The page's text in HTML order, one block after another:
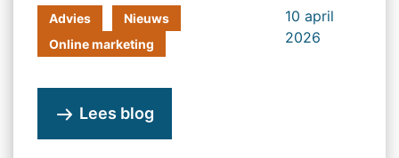
Advies
Nieuws
Online marketing
10 april
2026
Lees blog